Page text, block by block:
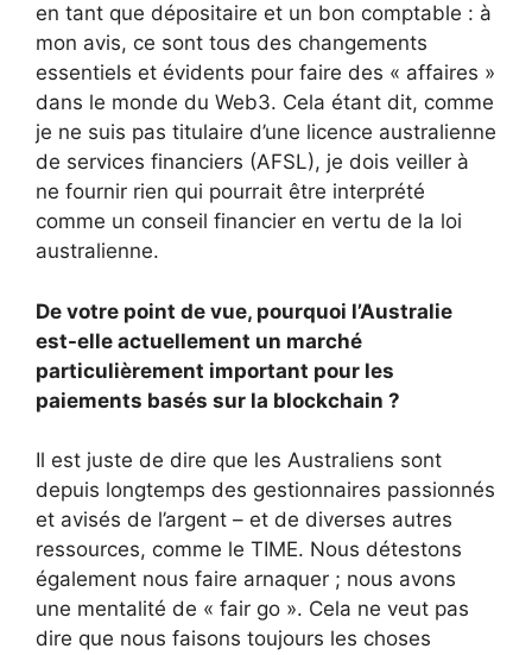
en tant que dépositaire et un bon comptable : à
mon avis, ce sont tous des changements
essentiels et évidents pour faire des « affaires »
dans le monde du Web3. Cela étant dit, comme
je ne suis pas titulaire d’une licence australienne
de services financiers (AFSL), je dois veiller à
ne fournir rien qui pourrait être interprété
comme un conseil financier en vertu de la loi
australienne.
De votre point de vue, pourquoi l’Australie
est-elle actuellement un marché
particulièrement important pour les
paiements basés sur la blockchain ?
Il est juste de dire que les Australiens sont
depuis longtemps des gestionnaires passionnés
et avisés de l’argent – ​​et de diverses autres
ressources, comme le TIME. Nous détestons
également nous faire arnaquer ; nous avons
une mentalité de « fair go ». Cela ne veut pas
dire que nous faisons toujours les choses